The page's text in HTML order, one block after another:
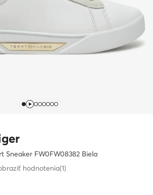
Sneaker FW0FW08382 Biela
v škále od 1 do 5
hodnotenia(1)